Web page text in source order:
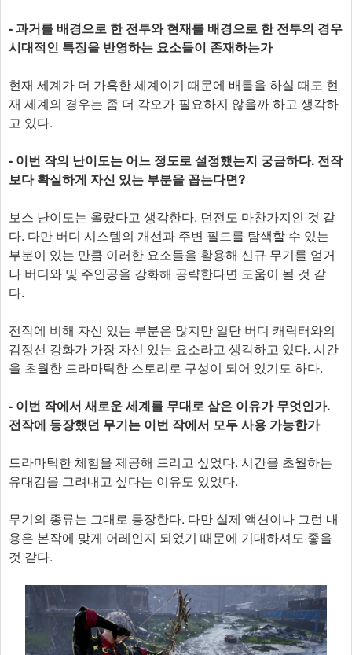
- 과거를 배경으로 한 전투와 현재를 배경으로 한 전투의 경우
시대적인 특징을 반영하는 요소들이 존재하는가
현재 세계가 더 가혹한 세계이기 때문에 배틀을 하실 때도 현
재 세계의 경우는 좀 더 각오가 필요하지 않을까 하고 생각하
고 있다.
- 이번 작의 난이도는 어느 정도로 설정했는지 궁금하다. 전작
보다 확실하게 자신 있는 부분을 꼽는다면?
보스 난이도는 올랐다고 생각한다. 던전도 마찬가지인 것 같
다. 다만 버디 시스템의 개선과 주변 필드를 탐색할 수 있는
부분이 있는 만큼 이러한 요소들을 활용해 신규 무기를 얻거
나 버디와 및 주인공을 강화해 공략한다면 도움이 될 것 같
다.
전작에 비해 자신 있는 부분은 많지만 일단 버디 캐릭터와의
감정선 강화가 가장 자신 있는 요소라고 생각하고 있다. 시간
을 초월한 드라마틱한 스토리로 구성이 되어 있기도 하다.
- 이번 작에서 새로운 세계를 무대로 삼은 이유가 무엇인가.
전작에 등장했던 무기는 이번 작에서 모두 사용 가능한가
드라마틱한 체험을 제공해 드리고 싶었다. 시간을 초월하는
유대감을 그려내고 싶다는 이유도 있었다.
무기의 종류는 그대로 등장한다. 다만 실제 액션이나 그런 내
용은 본작에 맞게 어레인지 되었기 때문에 기대하셔도 좋을
것 같다.